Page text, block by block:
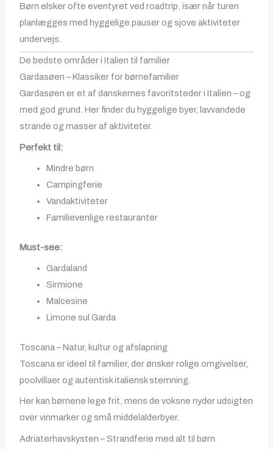
Børn elsker ofte eventyret ved roadtrip, især når turen
planlægges med hyggelige pauser og sjove aktiviteter
undervejs.
De bedste områder i Italien til familier
Gardasøen – Klassiker for børnefamilier
Gardasøen er et af danskernes favoritsteder i Italien – og
med god grund. Her finder du hyggelige byer, lavvandede
strande og masser af aktiviteter.
Perfekt til:
Mindre børn
Campingferie
Vandaktiviteter
Familievenlige restauranter
Must-see:
Gardaland
Sirmione
Malcesine
Limone sul Garda
Toscana – Natur, kultur og afslapning
Toscana er ideel til familier, der ønsker rolige omgivelser,
poolvillaer og autentisk italiensk stemning.
Her kan børnene lege frit, mens de voksne nyder udsigten
over vinmarker og små middelalderbyer.
Adriaterhavskysten – Strandferie med alt til børn